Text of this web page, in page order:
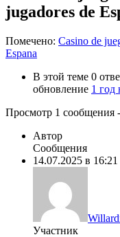
jugadores de
Помечено: Casino de
Espana
В этой теме 0
обновление 1 год
Просмотр 1 сообщения
Автор
Сообщения
14.07.2025 в 16:21
Участник